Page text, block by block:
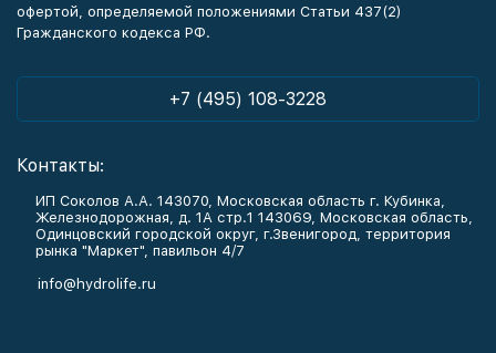
офертой, определяемой положениями Статьи 437(2)
Гражданского кодекса РФ.
+7 (495) 108-3228
Контакты:
ИП Соколов А.А. 143070, Московская область г. Кубинка,
Железнодорожная, д. 1А стр.1 143069, Московская область,
Одинцовский городской округ, г.Звенигород, территория
рынка "Маркет", павильон 4/7
info@hydrolife.ru